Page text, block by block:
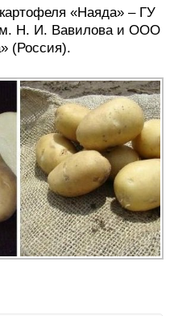
«Наяда» – ГУ
Н. И. Вавилова и ООО
(Россия).